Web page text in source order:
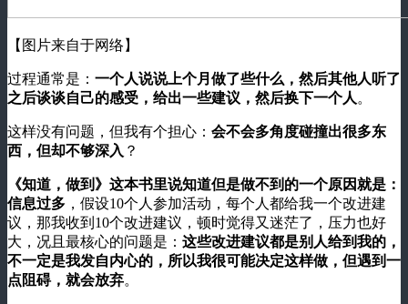
【图片来自于网络】
过程通常是： 一个人说说上个月做了些什么，然后其他人听了
之后谈谈自己的感受，给出一些建议，然后换下一个人 。
这样没有问题，但我有个担心： 会不会多角度碰撞出很多东
西，但却不够深入 ？
《知道，做到》这本书里说知道但是做不到的一个原因就是：
信息过多 ，假设10个人参加活动，每个人都给我一个改进建
议，那我收到10个改进建议，顿时觉得又迷茫了，压力也好
大，况且最核心的问题是： 这些改进建议都是别人给到我的，
不一定是我发自内心的，所以我很可能决定这样做，但遇到一
点阻碍，就会放弃。